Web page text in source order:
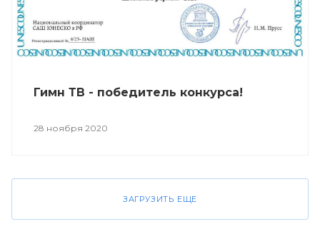
Гимн ТВ - победитель конкурса!
28 ноября 2020
ЗАГРУЗИТЬ ЕЩЕ